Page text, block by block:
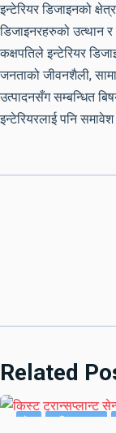
इन्टेरियर डिजाइनको
डिजाइनरहरुको उत्थान र
कक्षपतिले इन्टेरियर
जनताको जीवनशैली,
उत्पादनसँग सम्बन्धित
इन्टेरियरलाई पनि
Related